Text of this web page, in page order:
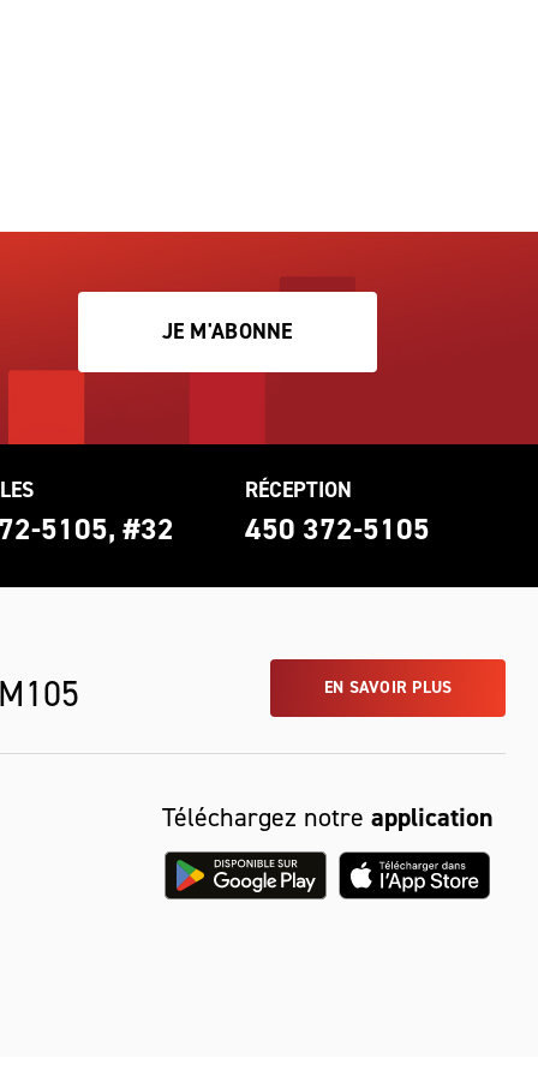
JE M'ABONNE
5105, #32
RÉCEPTION
450 372-5105
EN SAVOIR PLUS
Téléchargez notre application